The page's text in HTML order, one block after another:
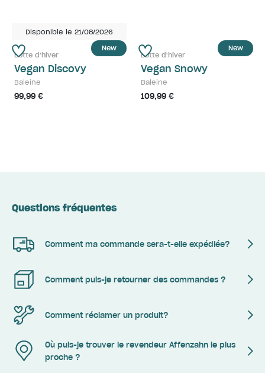
Disponible le 21/08/2026
New
Botte d'hiver
Vegan Discovy
Baleine
99,99 €
New
Botte d'hiver
Vegan Snowy
Baleine
109,99 €
Questions fréquentes
Comment ma commande sera-t-elle expédiée?
Comment puis-je retourner des commandes ?
Comment réclamer un produit?
Où puis-je trouver le revendeur Affenzahn le plus
proche ?